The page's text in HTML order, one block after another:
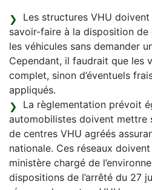
Les structures VHU
savoir-faire à la disposition de
les véhicules sans demander
Cependant, il faudrait que les
complet, sinon d’éventuels
appliqués.
La règlementation prévoit
automobilistes doivent mettre
de centres VHU agréés
nationale. Ces réseaux
ministère chargé de
dispositions de l’arrêté du 27